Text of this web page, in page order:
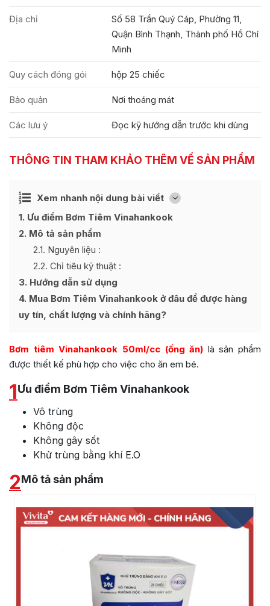
Địa chỉ
Số 58 Trần Quý Cáp, Phường 11,
Quận Bình Thạnh, Thành phố Hồ Chí
Minh
Quy cách đóng gói hộp 25 chiếc
Bảo quản Nơi thoáng mát
Các lưu ý Đọc kỹ hướng dẫn trước khi dùng
THÔNG TIN THAM KHẢO THÊM VỀ SẢN PHẨM
Xem nhanh nội dung bài viết [
Ẩn
1 Ưu điểm Bơm Tiêm Vinahankook
2 Mô tả sản phẩm
2.1 Nguyên liệu :
2.2 Chỉ tiêu kỹ thuật :
3 Hướng dẫn sử dụng
4 Mua Bơm Tiêm Vinahankook ở đâu để được hàng
uy tín, chất lượng và chính hãng?
Bơm tiêm Vinahankook 50ml/cc (ống ăn) là sản phẩm
được thiết kế phù hợp cho việc cho ăn em bé.
1Ưu điểm Bơm Tiêm Vinahankook
Vô trùng
Không độc
Không gây sốt
Khử trùng bằng khí E.O
2Mô tả sản phẩm